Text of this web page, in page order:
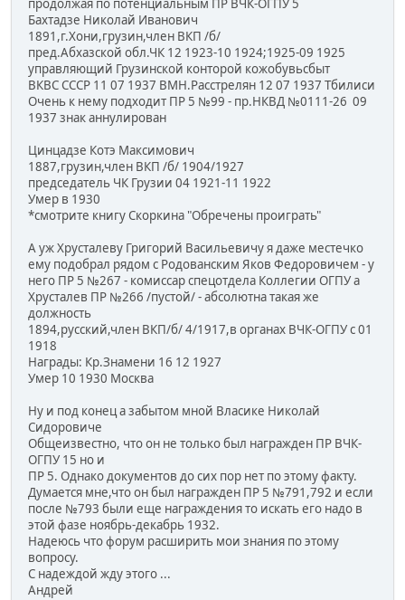
продолжая по потенциальным ПР ВЧК-ОГПУ 5
Бахтадзе Николай Иванович
1891,г.Хони,грузин,член ВКП /б/
пред.Абхазской обл.ЧК 12 1923-10 1924;1925-09 1925
управляющий Грузинской конторой кожобувьсбыт
ВКВС СССР 11 07 1937 ВМН.Расстрелян 12 07 1937 Тбилиси
Очень к нему подходит ПР 5 №99 - пр.НКВД №0111-26 09
1937 знак аннулирован
Цинцадзе Котэ Максимович
1887,грузин,член ВКП /б/ 1904/1927
председатель ЧК Грузии 04 1921-11 1922
Умер в 1930
*смотрите книгу Скоркина "Обречены проиграть"
А уж Хрусталеву Григорий Васильевичу я даже местечко
ему подобрал рядом с Родованским Яков Федоровичем - у
него ПР 5 №267 - комиссар спецотдела Коллегии ОГПУ а
Хрусталев ПР №266 /пустой/ - абсолютна такая же
должность
1894,русский,член ВКП/б/ 4/1917,в органах ВЧК-ОГПУ с 01
1918
Награды: Кр.Знамени 16 12 1927
Умер 10 1930 Москва
Ну и под конец а забытом мной Власике Николай
Сидоровиче
Общеизвестно, что он не только был награжден ПР ВЧК-
ОГПУ 15 но и
ПР 5. Однако документов до сих пор нет по этому факту.
Думается мне,что он был награжден ПР 5 №791,792 и если
после №793 были еще награждения то искать его надо в
этой фазе ноябрь-декабрь 1932.
Надеюсь что форум расширить мои знания по этому
вопросу.
С надеждой жду этого ...
Андрей